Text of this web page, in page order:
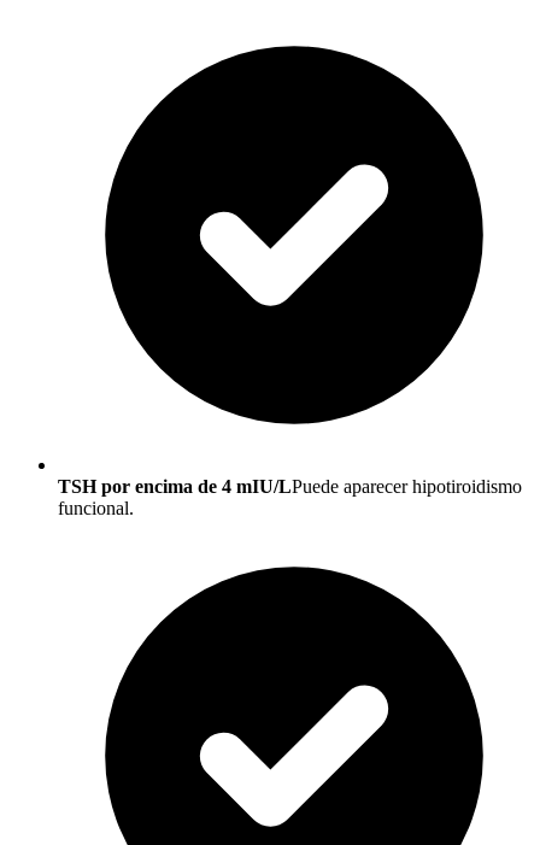
TSH por encima de 4 mIU/LPuede aparecer hipotiroidismo
funcional.